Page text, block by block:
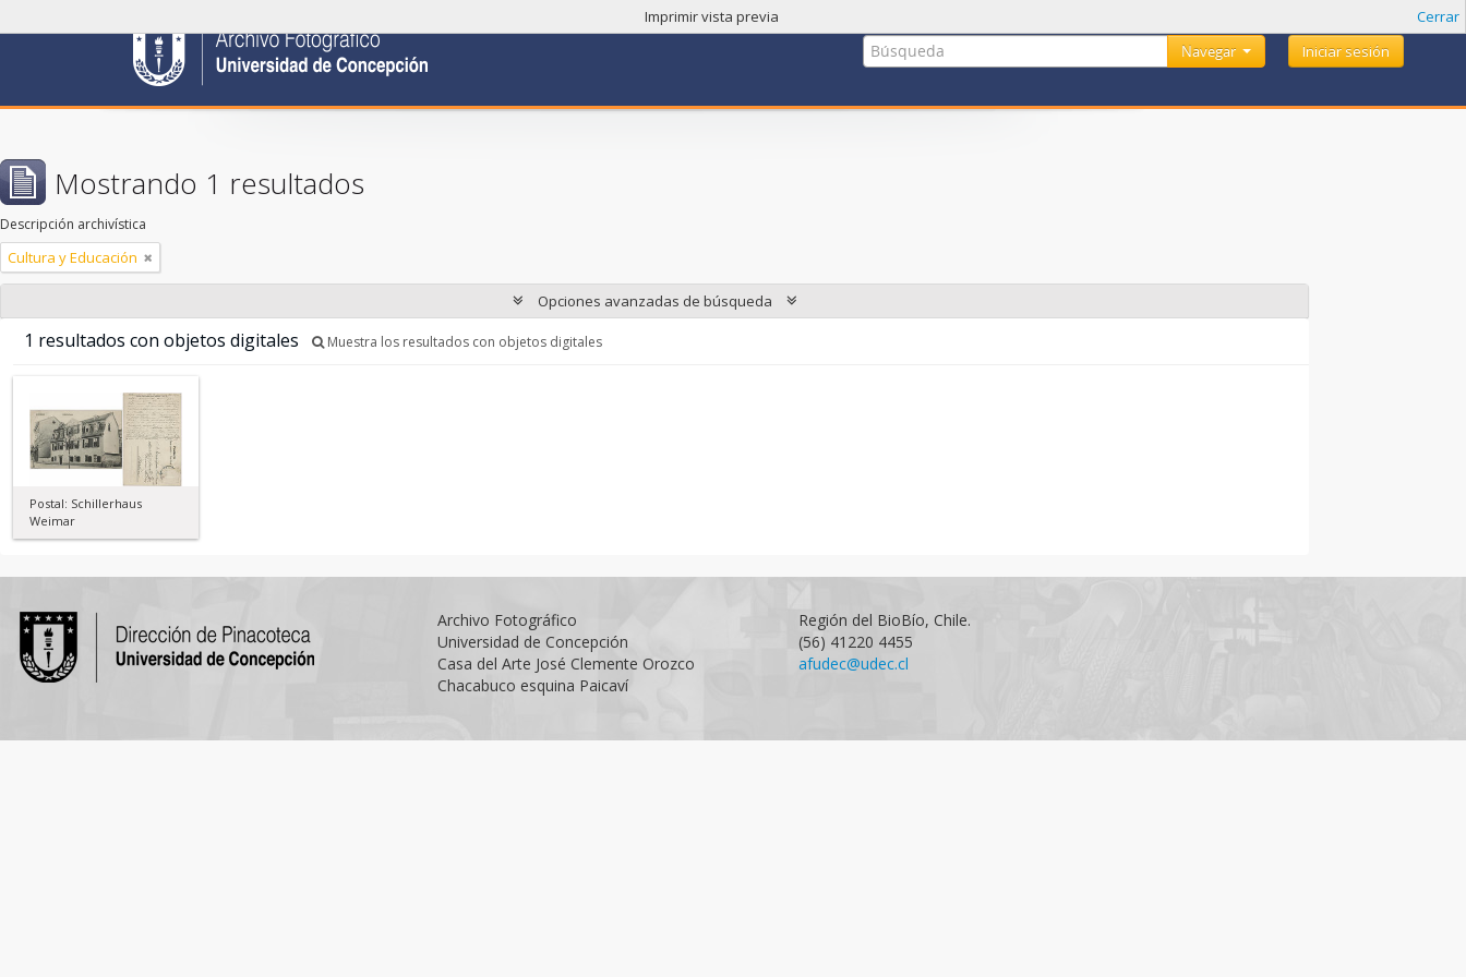
Iniciar sesión
Navegar
Imprimir vista previa Cerrar
Mostrando 1 resultados
Descripción archivística
Cultura y Educación
Opciones avanzadas de búsqueda
1 resultados con objetos digitales Muestra los resultados con objetos digitales
Postal: Schillerhaus
Weimar
Archivo Fotográfico
Universidad de Concepción
Casa del Arte José Clemente Orozco
Chacabuco esquina Paicaví
Región del BioBío, Chile.
(56) 41220 4455
afudec@udec.cl